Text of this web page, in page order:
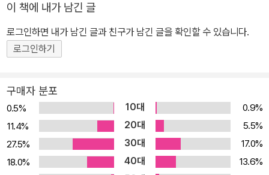
연 가나미에게 깃든 여성이 중절을 거부하기 위해 생긴 다른 인격인
가 아니면 유령이 빙의한 것인가? 『K·N의 비극』은 모호하게 그려지
는 또 다른 여성의 존재를 통해 시종일관 스산한 공포를 느끼게 하며,
통적으로 느낄 수 있는 인간에 대한 신뢰, 휴머니즘이라 부를 만한 것
들이 이 소설에서도 고스란히 나타난다. 독자들은 임신부인 가나미의
불안한 심리와 아내의 변모를 통해 슈헤이가 겪는 변화, 의사로서 이
소가이가 갖는 고뇌를 통해 ‘생명이란 무엇인가?’, ‘무엇이 가장 중요
한가?’를 다시금 생각해 보게 될 것이다.
이 책에 내가 남긴 글
로그인하면 내가 남긴 글과 친구가 남긴 글을 확인할 수 있습니다.
로그인하기
구매자 분포
0.5% 10대
0.9%
11.4%
20대
5.5%
27.5%
30대
17.0%
18.0%
40대
13.6%